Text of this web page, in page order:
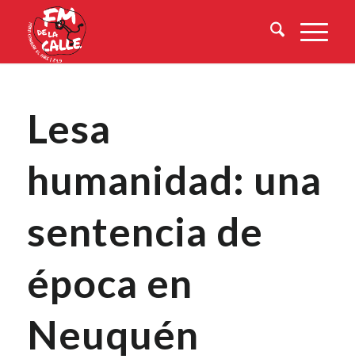
Lesa
humanidad: una
sentencia de
época en
Neuquén